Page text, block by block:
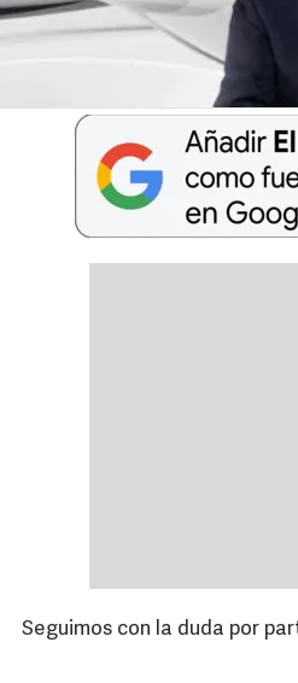
Seguimos con la duda por